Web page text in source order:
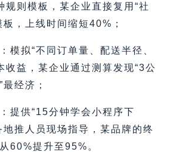
规则模板，某企业直接复用“社
，上线时间缩短40%；
：模拟“不同订单量、配送半径、
收益，某企业通过测算发现“3公
经济；
：提供“15分钟学会小程序下
地推人员现场指导，某品牌的终
60%提升至95%。